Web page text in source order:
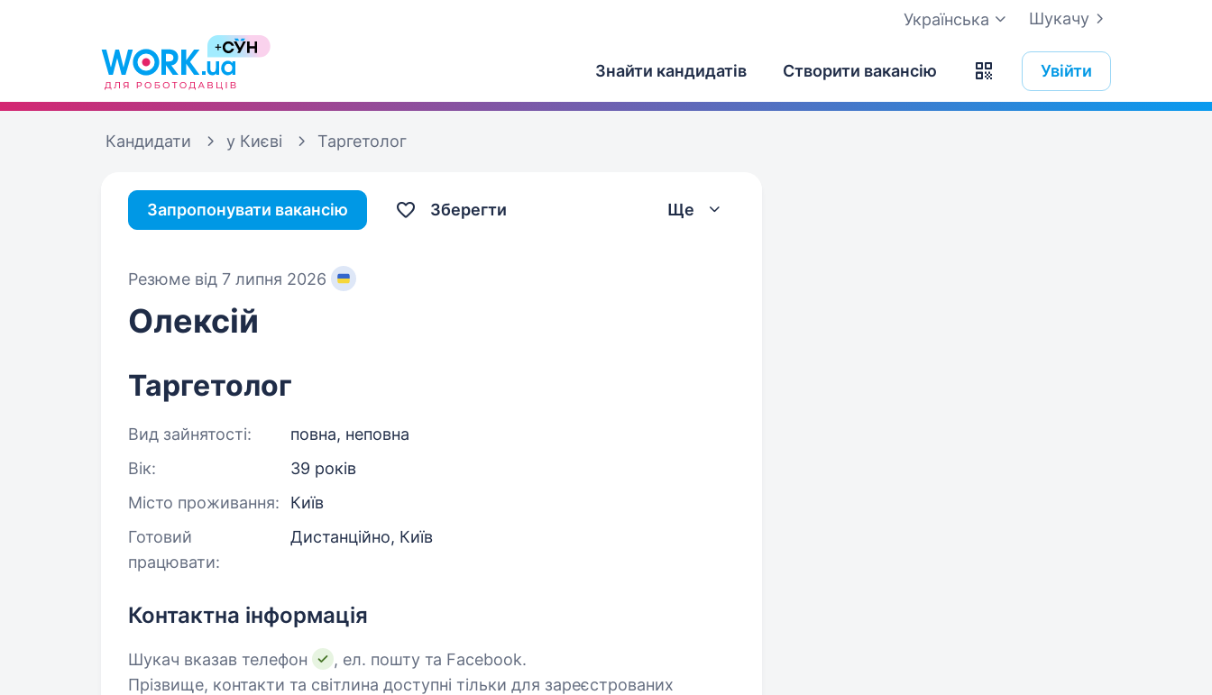
Шукачу
Українська
Знайти кандидатів Створити вакансію Увійти
Кандидати у Києві Таргетолог
Запропонувати вакансію Зберегти Ще
Резюме від 7 липня 2026
Олексій
Таргетолог
Вид зайнятості:
повна, неповна
Вік:
39 років
Місто проживання:
Київ
Готовий
працювати:
Дистанційно, Київ
Контактна інформація
Шукач вказав телефон
, ел. пошту та Facebook.
Прізвище, контакти та світлина доступні тільки для зареєстрованих